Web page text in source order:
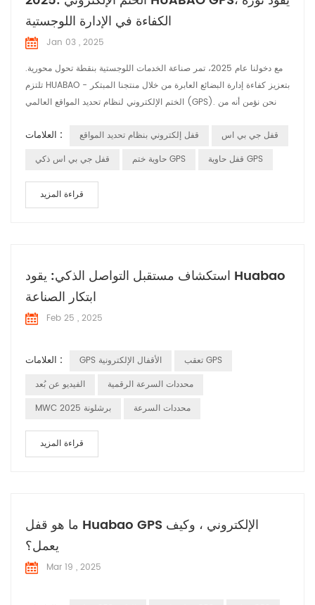
الكفاءة في الإدارة اللوجستية
Jan 03 , 2025
مع دخولنا عام 2025، تمر صناعة الخدمات اللوجستية بنقطة تحول محورية.
تلتزم HUABAO بتعزيز كفاءة إدارة البضائع العابرة من خلال منتجنا المبتكر -
الختم الإلكتروني لنظام تحديد المواقع العالمي (GPS). نحن نؤمن أنه من
وبالتالي تقديم قيمة أكبر لعملائنا. الختم الإلكتروني لنظام تحديد المواقع
العالمي (GPS): شريك جديد في الخدمات اللوجستية الذكي...
العلامات : قفل إلكتروني بنظام تحديد المواقع
قفل جي بي اس
قفل جي بي اس ذكي
حاوية ختم GPS قفل حاوية GPS
قراءة المزيد
استكشاف مستقبل التواصل الذكي: يقود Huabao
ابتكار الصناعة
Feb 25 , 2025
العلامات : GPS الأقفال الإلكترونية
تعقب GPS
الفيديو عن بُعد
محددات السرعة الرقمية
MWC برشلونة 2025
محددات السرعة
قراءة المزيد
ما هو قفل Huabao GPS الإلكتروني ، وكيف
يعمل؟
Mar 19 , 2025